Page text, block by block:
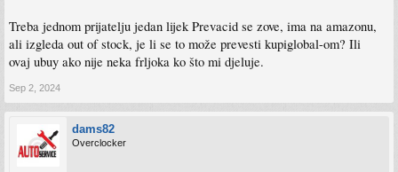
Treba jednom prijatelju jedan lijek Prevacid se zove, ima na amazonu,
ali izgleda out of stock, je li se to može prevesti kupiglobal-om? Ili
ovaj ubuy ako nije neka frljoka ko što mi djeluje.
Sep 2, 2024
dams82
Overclocker